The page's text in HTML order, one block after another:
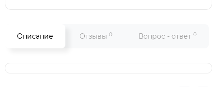
Описание Отзывы 0 Вопрос - ответ 0